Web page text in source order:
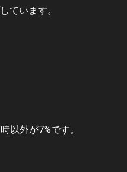
ています。
以外が7%です。